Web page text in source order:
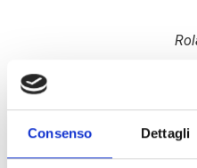
Consenso Dettagli
Questo è ciò che traspare
alcuni fratelli della
dei computer li hanno